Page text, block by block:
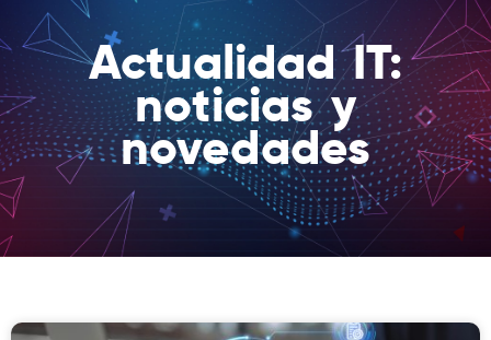
Actualidad IT:
noticias y
novedades